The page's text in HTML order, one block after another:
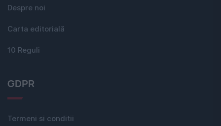
Despre noi
Carta editorială
10 Reguli
GDPR
Termeni si conditii